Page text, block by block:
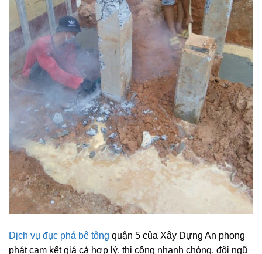
Dịch vụ đục phá bê tông quận 5 của Xây Dựng An phong
phát cam kết giá cả hợp lý, thi công nhanh chóng, đội ngũ